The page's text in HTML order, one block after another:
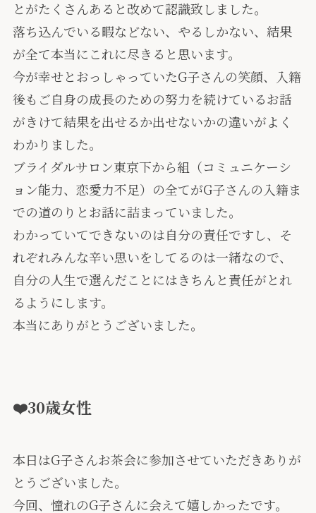
とがたくさんあると改めて認識致しました。
落ち込んでいる暇などない、やるしかない、結果
が全て本当にこれに尽きると思います。
今が幸せとおっしゃっていたG子さんの笑顔、入籍
後もご自身の成長のための努力を続けているお話
がきけて結果を出せるか出せないかの違いがよく
わかりました。
ブライダルサロン東京下から組（コミュニケーシ
ョン能力、恋愛力不足）の全てがG子さんの入籍ま
での道のりとお話に詰まっていました。
わかっていてできないのは自分の責任ですし、そ
れぞれみんな辛い思いをしてるのは一緒なので、
自分の人生で選んだことにはきちんと責任がとれ
るようにします。
本当にありがとうございました。
❤️30歳女性
本日はG子さんお茶会に参加させていただきありが
とうございました。
今回、憧れのG子さんに会えて嬉しかったです。